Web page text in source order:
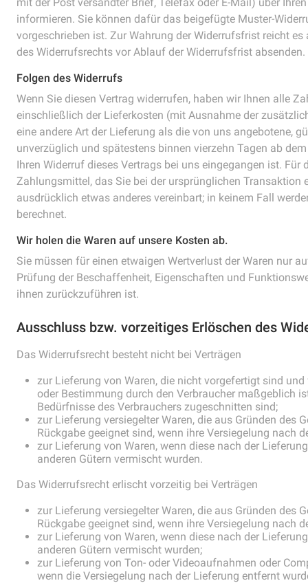
informieren. Sie können dafür das beigefügte Muster-
vorgeschrieben ist. Zur Wahrung der Widerrufsfrist reicht
des Widerrufsrechts vor Ablauf der Widerrufsfrist absenden.
Folgen des Widerrufs
Wenn Sie diesen Vertrag widerrufen, haben wir Ihnen alle
einschließlich der Lieferkosten (mit Ausnahme der
eine andere Art der Lieferung als die von uns angebotene,
unverzüglich und spätestens binnen vierzehn Tagen ab
Ihren Widerruf dieses Vertrags bei uns eingegangen ist.
Zahlungsmittel, das Sie bei der ursprünglichen Transaktion
ausdrücklich etwas anderes vereinbart; in keinem Fall
berechnet.
Wir holen die Waren auf unsere Kosten ab.
Sie müssen für einen etwaigen Wertverlust der Waren nur
Prüfung der Beschaffenheit, Eigenschaften und
ihnen zurückzuführen ist.
Ausschluss bzw. vorzeitiges Erlöschen des
Das Widerrufsrecht besteht nicht bei Verträgen
zur Lieferung von Waren, die nicht vorgefertigt sind
oder Bestimmung durch den Verbraucher maßgeblich
Bedürfnisse des Verbrauchers zugeschnitten sind;
zur Lieferung versiegelter Waren, die aus Gründen des
Rückgabe geeignet sind, wenn ihre Versiegelung nach
zur Lieferung von Waren, wenn diese nach der
anderen Gütern vermischt wurden.
Das Widerrufsrecht erlischt vorzeitig bei Verträgen
zur Lieferung versiegelter Waren, die aus Gründen des
Rückgabe geeignet sind, wenn ihre Versiegelung nach
zur Lieferung von Waren, wenn diese nach der
anderen Gütern vermischt wurden;
zur Lieferung von Ton- oder Videoaufnahmen oder
wenn die Versiegelung nach der Lieferung entfernt